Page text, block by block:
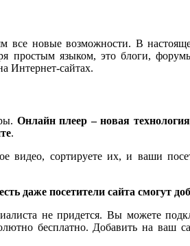
все новые возможности. В
простым языком, это блоги,
Интернет-сайтах.
Онлайн плеер – новая
.
видео, сортируете их, и ваши
даже посетители сайта смогут
не придется. Вы можете
бесплатно. Добавить на ваш